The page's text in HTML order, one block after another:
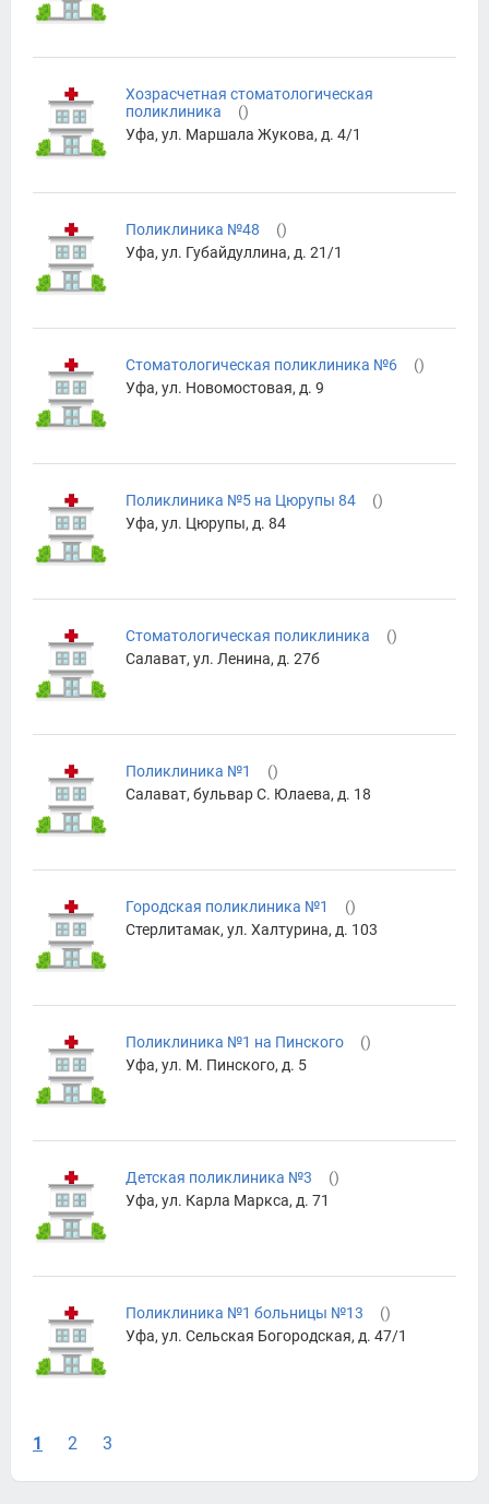
Хозрасчетная стоматологическая
поликлиника
()
Уфа, ул. Маршала Жукова, д. 4/1
Поликлиника №48 ()
Уфа, ул. Губайдуллина, д. 21/1
Стоматологическая поликлиника №6 ()
Уфа, ул. Новомостовая, д. 9
Поликлиника №5 на Цюрупы 84 ()
Уфа, ул. Цюрупы, д. 84
Стоматологическая поликлиника ()
Салават, ул. Ленина, д. 27б
Поликлиника №1 ()
Салават, бульвар С. Юлаева, д. 18
Городская поликлиника №1 ()
Стерлитамак, ул. Халтурина, д. 103
Поликлиника №1 на Пинского ()
Уфа, ул. М. Пинского, д. 5
Детская поликлиника №3 ()
Уфа, ул. Карла Маркса, д. 71
Поликлиника №1 больницы №13 ()
Уфа, ул. Сельская Богородская, д. 47/1
1 2 3